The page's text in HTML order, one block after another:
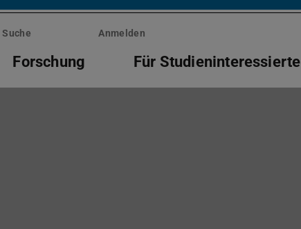
Suche Anmelden
Forschung Für Studieninteressierte